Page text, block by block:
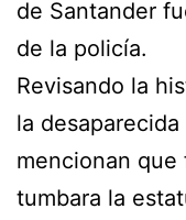
de Santander
de la policía.
Revisando la
la
mencionan que
tumbara la